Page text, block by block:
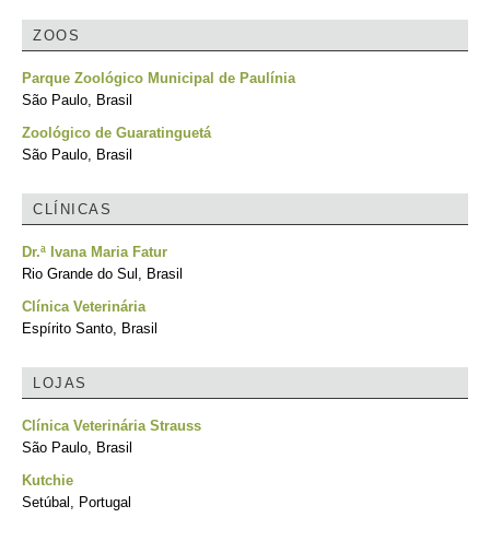
ZOOS
Parque Zoológico Municipal de Paulínia
São Paulo, Brasil
Zoológico de Guaratinguetá
São Paulo, Brasil
CLÍNICAS
Dr.ª Ivana Maria Fatur
Rio Grande do Sul, Brasil
Clínica Veterinária
Espírito Santo, Brasil
LOJAS
Clínica Veterinária Strauss
São Paulo, Brasil
Kutchie
Setúbal, Portugal